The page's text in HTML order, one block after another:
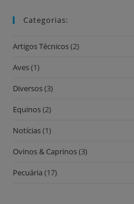
Categorias:
Artigos Técnicos(2)
Aves(1)
Diversos(3)
Equinos(2)
Notícias(1)
Ovinos & Caprinos(3)
Pecuária (17)